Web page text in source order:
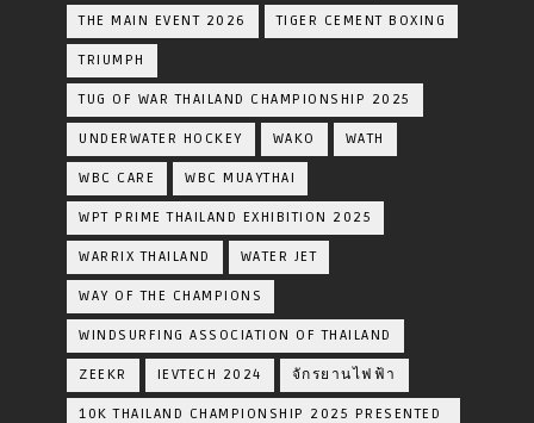
THE MAIN EVENT 2026 TIGER CEMENT BOXING
TRIUMPH
TUG OF WAR THAILAND CHAMPIONSHIP 2025
UNDERWATER HOCKEY WAKO WATH
WBC CARE WBC MUAYTHAI
WPT PRIME THAILAND EXHIBITION 2025
WARRIX THAILAND WATER JET
WAY OF THE CHAMPIONS
WINDSURFING ASSOCIATION OF THAILAND
ZEEKR IEVTECH 2024 จักรยานไฟฟ้า
10K THAILAND CHAMPIONSHIP 2025 PRESENTED